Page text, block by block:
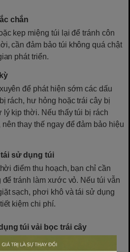
chắn
kẹp miệng túi lại để tránh côn
cần đảm bảo túi không quá chật
phát triển.
để phát hiện sớm các dấu
rách, hư hỏng hoặc trái cây bị
lý kịp thời. Nếu thấy túi bị rách
thay thế ngay để đảm bảo hiệu
sử dụng túi
điểm thu hoạch, bạn chỉ cần
để tránh làm xước vỏ. Nếu túi vẫn
sạch, phơi khô và tái sử dụng
kiệm chi phí.
túi vải bọc trái cây
tốt: Túi vải kém chất lượng có